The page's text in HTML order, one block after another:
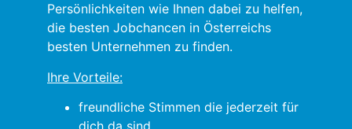
Persönlichkeiten wie Ihnen dabei zu helfen,
die besten Jobchancen in Österreichs
besten Unternehmen zu finden.
Ihre Vorteile:
freundliche Stimmen die jederzeit für
dich da sind